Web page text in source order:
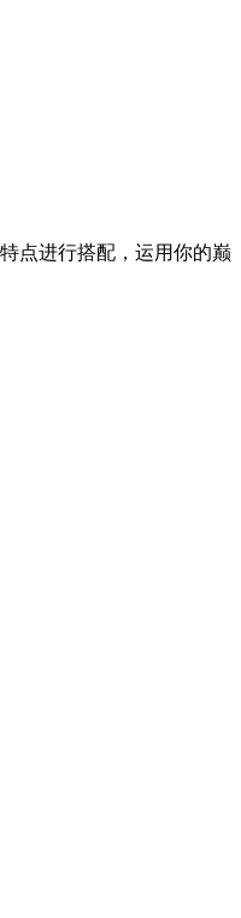
点进行搭配，运用你的巅